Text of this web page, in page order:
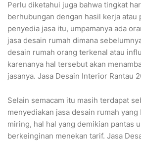
Perlu diketahui juga bahwa tingkat
berhubungan dengan hasil kerja
penyedia jasa itu, umpamanya ada
jasa desain rumah dimana
desain rumah orang terkenal atau
karenanya hal tersebut akan
jasanya. Jasa Desain Interior Rantau
Selain semacam itu masih terdapat
menyediakan jasa desain rumah
miring, hal hal yang demikian pantas
berkeinginan menekan tarif. Jasa